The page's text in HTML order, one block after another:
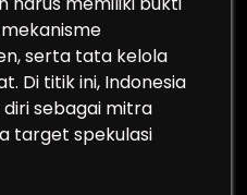
serta tata kelola
Di titik ini, Indonesia
sebagai mitra
target spekulasi